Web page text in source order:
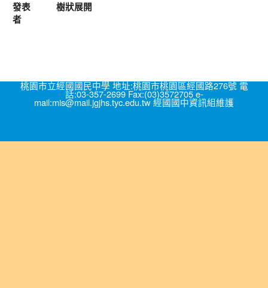
發表
者
樹狀展開
桃園市立經國國民中學 地址:桃園市桃園區經國路276號 電
話:03-357-2699 Fax:(03)3572705 e-
mail:mis@mail.jgjhs.tyc.edu.tw 經國國中資訊組維護